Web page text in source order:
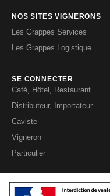
NOS SITES VIGNERONS
Les Grappes Services
Les Grappes Logistique
SE CONNECTER
Café, Hôtel, Restaurant
Distributeur, Importateur
Caviste
Vigneron
Particulier